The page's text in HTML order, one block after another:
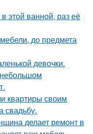
этой ванной, раз её
до предмета
девочки.
квартиры своим
свадьбу.
делает ремонт в